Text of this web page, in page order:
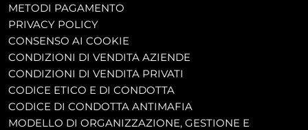
METODI PAGAMENTO
PRIVACY POLICY
CONSENSO AI COOKIE
CONDIZIONI DI VENDITA AZIENDE
CONDIZIONI DI VENDITA PRIVATI
CODICE ETICO E DI CONDOTTA
CODICE DI CONDOTTA ANTIMAFIA
MODELLO DI ORGANIZZAZIONE, GESTIONE E